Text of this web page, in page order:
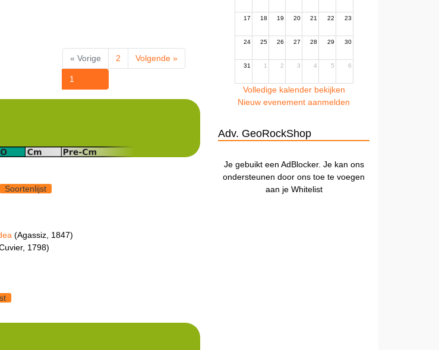
« Vorige
1
2 Volgende »
Soortenlijst
(Agassiz, 1847)
1798)
17 18 19 20 21 22 23
24 25 26 27 28 29 30
31 1 2 3 4 5 6
Volledige kalender bekijken
Nieuw evenement aanmelden
Adv. GeoRockShop
Je gebuikt een AdBlocker. Je kan ons
ondersteunen door ons toe te voegen
aan je Whitelist